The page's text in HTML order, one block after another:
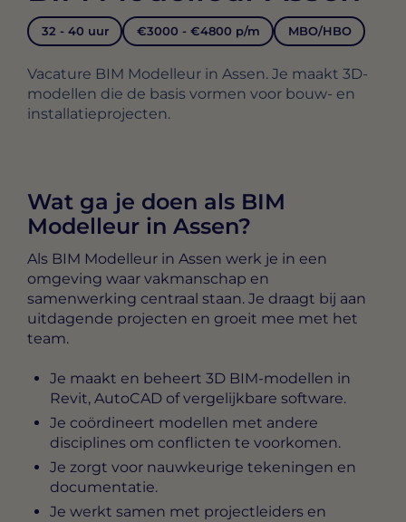
32 - 40 uur €3000 - €4800 p/m MBO/HBO
Vacature BIM Modelleur in Assen. Je maakt 3D-
modellen die de basis vormen voor bouw- en
installatieprojecten.
Wat ga je doen als BIM
Modelleur in Assen?
Als BIM Modelleur in Assen werk je in een
omgeving waar vakmanschap en
samenwerking centraal staan. Je draagt bij aan
uitdagende projecten en groeit mee met het
team.
Je maakt en beheert 3D BIM-modellen in
Revit, AutoCAD of vergelijkbare software.
Je coördineert modellen met andere
disciplines om conflicten te voorkomen.
Je zorgt voor nauwkeurige tekeningen en
documentatie.
Je werkt samen met projectleiders en